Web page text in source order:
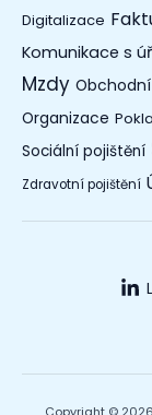
Digitalizace
Komunikace s
Mzdy
Organizace
Sociální pojištění
Zdravotní pojištění